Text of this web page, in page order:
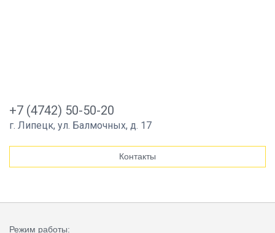
+7 (4742) 50-50-20
г. Липецк, ул. Балмочных, д. 17
Контакты
Режим работы: